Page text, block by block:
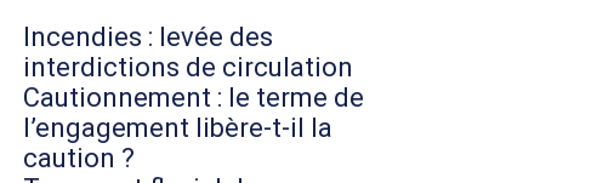
Incendies : levée des
interdictions de circulation
Cautionnement : le terme de
l’engagement libère-t-il la
caution ?